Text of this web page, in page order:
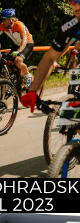
2023